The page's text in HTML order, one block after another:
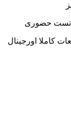
تست حضوری
کاملا اورجینال